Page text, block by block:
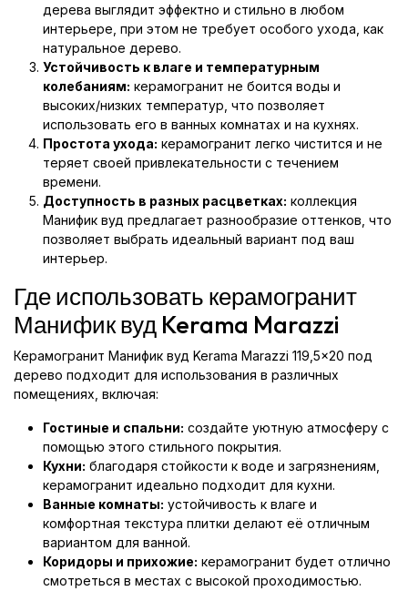
дерева выглядит эффектно и стильно в любом
интерьере, при этом не требует особого ухода, как
натуральное дерево.
Устойчивость к влаге и температурным
колебаниям: керамогранит не боится воды и
высоких/низких температур, что позволяет
использовать его в ванных комнатах и на кухнях.
Простота ухода: керамогранит легко чистится и не
теряет своей привлекательности с течением
времени.
Доступность в разных расцветках: коллекция
Манифик вуд предлагает разнообразие оттенков, что
позволяет выбрать идеальный вариант под ваш
интерьер.
Где использовать керамогранит
Манифик вуд Kerama Marazzi
Керамогранит Манифик вуд Kerama Marazzi 119,5x20 под
дерево подходит для использования в различных
помещениях, включая:
Гостиные и спальни: создайте уютную атмосферу с
помощью этого стильного покрытия.
Кухни: благодаря стойкости к воде и загрязнениям,
керамогранит идеально подходит для кухни.
Ванные комнаты: устойчивость к влаге и
комфортная текстура плитки делают её отличным
вариантом для ванной.
Коридоры и прихожие: керамогранит будет отлично
смотреться в местах с высокой проходимостью.